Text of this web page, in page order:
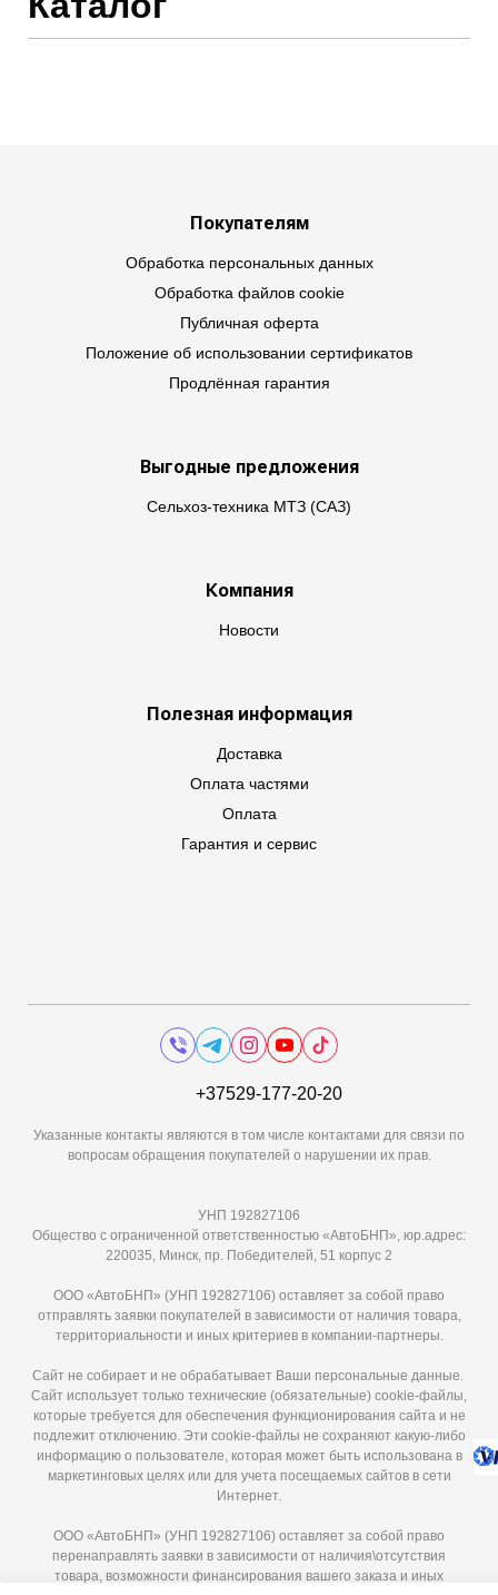
Покупателям
Обработка персональных данных
Обработка файлов cookie
Публичная оферта
Положение об использовании сертификатов
Продлённая гарантия
Выгодные предложения
Сельхоз-техника МТЗ (САЗ)
Компания
Новости
Полезная информация
Доставка
Оплата частями
Оплата
Гарантия и сервис
+37529-177-20-20
Указанные контакты являются в том числе контактами для связи по
вопросам обращения покупателей о нарушении их прав.
УНП 192827106
Общество с ограниченной ответственностью «АвтоБНП», юр.адрес:
220035, Минск, пр. Победителей, 51 корпус 2
ООО «АвтоБНП» (УНП 192827106) оставляет за собой право
отправлять заявки покупателей в зависимости от наличия товара,
территориальности и иных критериев в компании-партнеры.
Сайт не собирает и не обрабатывает Ваши персональные данные.
Сайт использует только технические (обязательные) cookie-файлы,
которые требуется для обеспечения функционирования сайта и не
подлежит отключению. Эти сookie-файлы не сохраняют какую-либо
информацию о пользователе, которая может быть использована в
маркетинговых целях или для учета посещаемых сайтов в сети
Интернет.
ООО «АвтоБНП» (УНП 192827106) оставляет за собой право
перенаправлять заявки в зависимости от наличия\отсутствия
товара, возможности финансирования вашего заказа и иных